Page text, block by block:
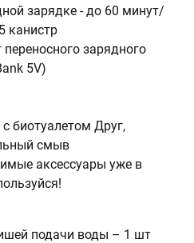
зарядке - до 60 минут/
канистр
зарядного
5V)
биотуалетом Друг,
смыв
аксессуары уже в
подачи воды – 1 шт